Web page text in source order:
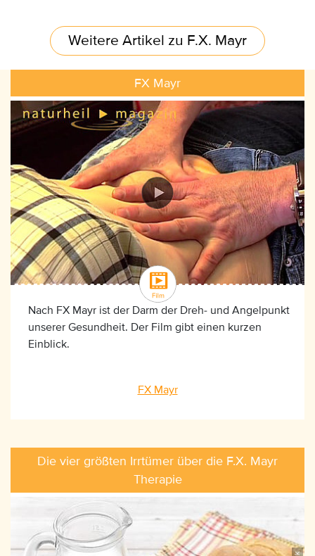
Weitere Artikel zu F.X. Mayr
FX Mayr
Nach FX Mayr ist der Darm der Dreh- und Angelpunkt
unserer Gesundheit. Der Film gibt einen kurzen
Einblick.
FX Mayr
Die vier größten Irrtümer über die F.X. Mayr
Therapie